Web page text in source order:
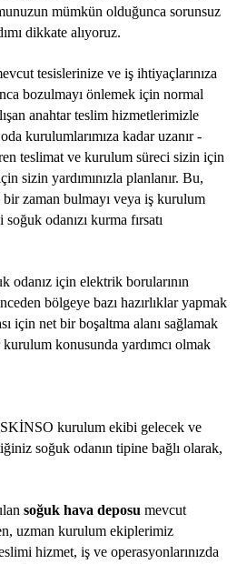
mümkün olduğunca sorunsuz
dikkate alıyoruz.
tesislerinize ve iş ihtiyaçlarınıza
bozulmayı önlemek için normal
anahtar teslim hizmetlerimizle
kurulumlarımıza kadar uzanır -
teslimat ve kurulum süreci sizin için
sizin yardımınızla planlanır. Bu,
zaman bulmayı veya iş kurulum
odanızı kurma fırsatı
için elektrik borularının
bölgeye bazı hazırlıklar yapmak
için net bir boşaltma alanı sağlamak
konusunda yardımcı olmak
kurulum ekibi gelecek ve
soğuk odanın tipine bağlı olarak,
soğuk hava deposu mevcut
uzman kurulum ekiplerimiz
hizmet, iş ve operasyonlarınızda